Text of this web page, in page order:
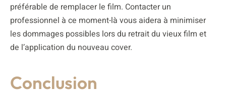
préférable de remplacer le film. Contacter un
professionnel à ce moment-là vous aidera à minimiser
les dommages possibles lors du retrait du vieux film et
de l’application du nouveau cover.
Conclusion